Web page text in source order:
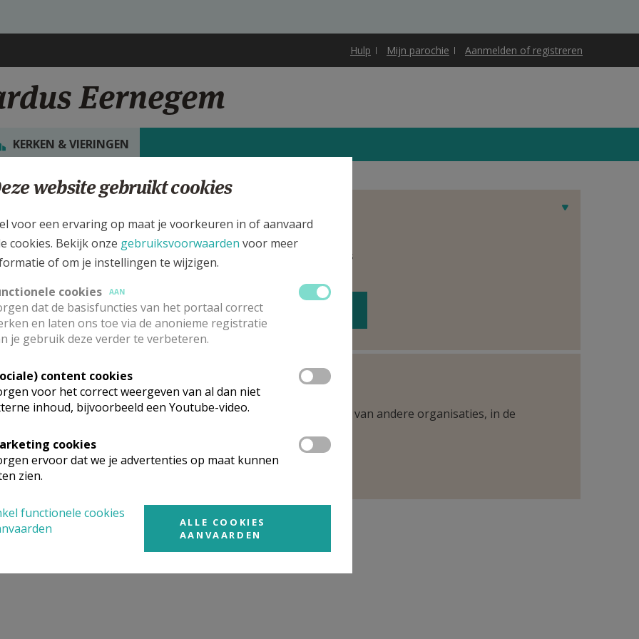
Hulp Mijn parochie Aanmelden of registreren
Eernegem
KERKEN & VIERINGEN
de details voor de weekendvieringen die doorgaan in deze kerk, het adres
de kerk, alsook een lijst met kerken in de buurt.
ALLE DETAILS TONEN
gevonden wat je zocht? Hier vind je links naar kerken, eventueel van andere organisaties, in de
in of nabijEERNEGEM
website gebruikt cookies
voor een ervaring op maat je voorkeuren in of aanvaard
cookies. Bekijk onze gebruiksvoorwaarden voor meer
of om je instellingen te wijzigen.
cookies
AAN
dat de basisfuncties van het portaal correct
en laten ons toe via de anonieme registratie
je gebruik deze verder te verbeteren.
content cookies
voor het correct weergeven van al dan niet
inhoud, bijvoorbeeld een Youtube-video.
cookies
ervoor dat we je advertenties op maat kunnen
zien.
functionele cookies
ALLE COOKIES
AANVAARDEN